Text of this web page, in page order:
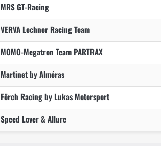
MRS GT-Racing
VERVA Lechner Racing Team
MOMO-Megatron Team PARTRAX
Martinet by Alméras
Förch Racing by Lukas Motorsport
Speed Lover & Allure